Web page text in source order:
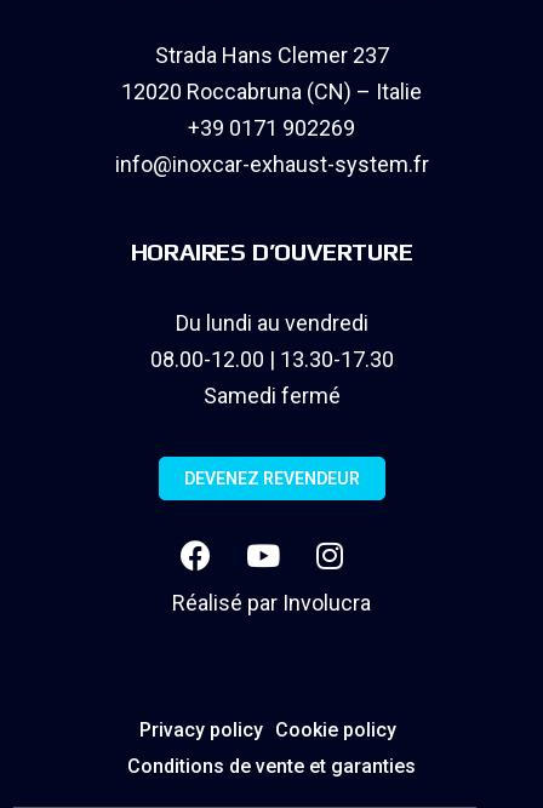
Strada Hans Clemer 237
12020 Roccabruna (CN) – Italie
+39 0171 902269
info@inoxcar-exhaust-system.fr
HORAIRES D’OUVERTURE
Du lundi au vendredi
08.00-12.00 | 13.30-17.30
Samedi fermé
DEVENEZ REVENDEUR
Réalisé par Involucra
Privacy policy Cookie policy
Conditions de vente et garanties